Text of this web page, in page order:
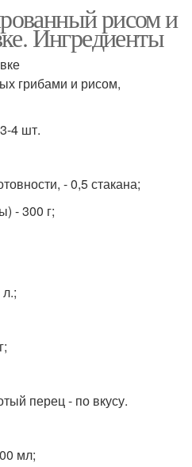
рисом и
Ингредиенты
грибами и рисом,
4 шт.
- 0,5 стакана;
- 300 г;
перец - по вкусу.
мл;